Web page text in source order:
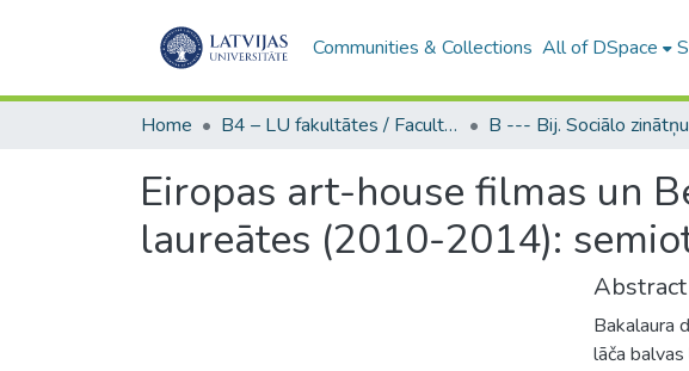
Communities & Collections All of DSpace
Home B4 – LU fakultātes / Faculties of the UL
Eiropas art-house filmas un
laureātes (2010-2014):
Abstract
Bakalaura
lāča